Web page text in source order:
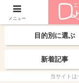
【最新】おすすめ
目的別に選ぶ
新着記事
当サイトは
メニュー